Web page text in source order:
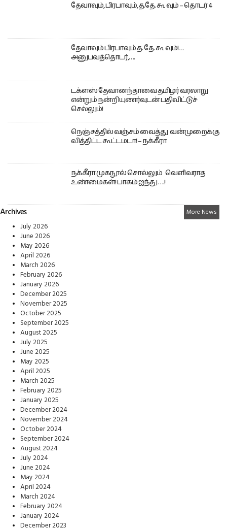
தேவாவும், பிரபாவும், த.தே. கூ வும் – தொடர் 4
தேவாவும் பிரபாவும் த. தே. கூ வும்!…
அனுபவத்தொடர்,….
டக்ளஸ் தேவானந்தாவை தமிழர் வரலாறு
என்றும் நன்றியுணர்வுடன் பதிவிட்டுச்
செல்லும்!
நெஞ்சத்தில் வஞ்சம் வைத்து வன்முறைக்கு
வித்திட்ட கூட்டமடா! – நக்கீரா
நக்கீரா முகநூல் சொல்லும் வெளிவராத
உண்மைகள்! பாகம் ஐந்து ….!
More News
Archives
July 2026
June 2026
May 2026
April 2026
March 2026
February 2026
January 2026
December 2025
November 2025
October 2025
September 2025
August 2025
July 2025
June 2025
May 2025
April 2025
March 2025
February 2025
January 2025
December 2024
November 2024
October 2024
September 2024
August 2024
July 2024
June 2024
May 2024
April 2024
March 2024
February 2024
January 2024
December 2023